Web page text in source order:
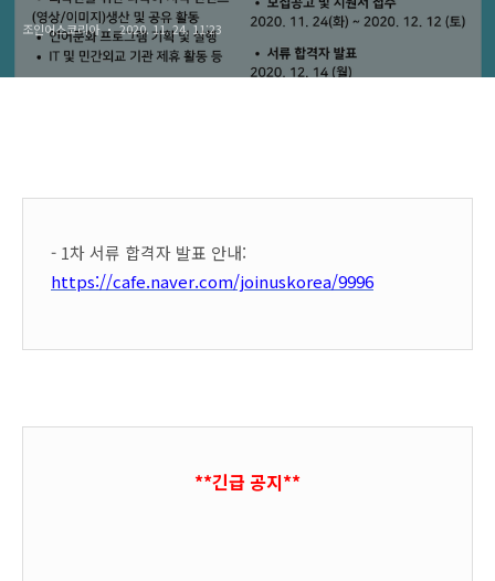
조인어스코리아 2020. 11. 24. 11:23
- 1차 서류 합격자 발표 안내:
https://cafe.naver.com/joinuskorea/9996
**긴급 공지**